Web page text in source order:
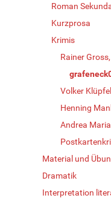
Roman
Kurzprosa
Krimis
Rainer
Volker
Henning
Andrea
Material und
Dramatik
Interpretation